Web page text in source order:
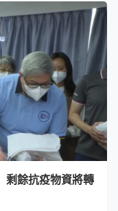
餘抗疫物資將轉